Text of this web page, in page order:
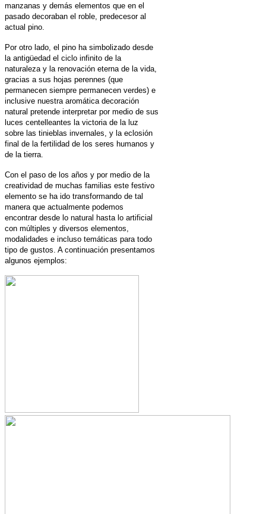
manzanas y demás elementos que en el
pasado decoraban el roble, predecesor al
actual pino.
Por otro lado, el pino ha simbolizado desde
la antigüedad el ciclo infinito de la
naturaleza y la renovación eterna de la vida,
gracias a sus hojas perennes (que
permanecen siempre permanecen verdes) e
inclusive nuestra aromática decoración
natural pretende interpretar por medio de sus
luces centelleantes la victoria de la luz
sobre las tinieblas invernales, y la eclosión
final de la fertilidad de los seres humanos y
de la tierra.
Con el paso de los años y por medio de la
creatividad de muchas familias este festivo
elemento se ha ido transformando de tal
manera que actualmente podemos
encontrar desde lo natural hasta lo artificial
con múltiples y diversos elementos,
modalidades e incluso temáticas para todo
tipo de gustos. A continuación presentamos
algunos ejemplos: